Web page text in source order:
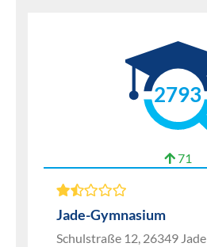
2793
71
Jade-Gymnasium
Schulstraße 12, 26349 Jade